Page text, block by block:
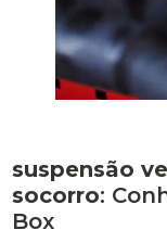
suspensão
socorro:
Box